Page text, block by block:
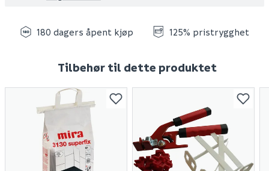
180 dagers åpent kjøp 125% pristrygghet
Tilbehør til dette produktet